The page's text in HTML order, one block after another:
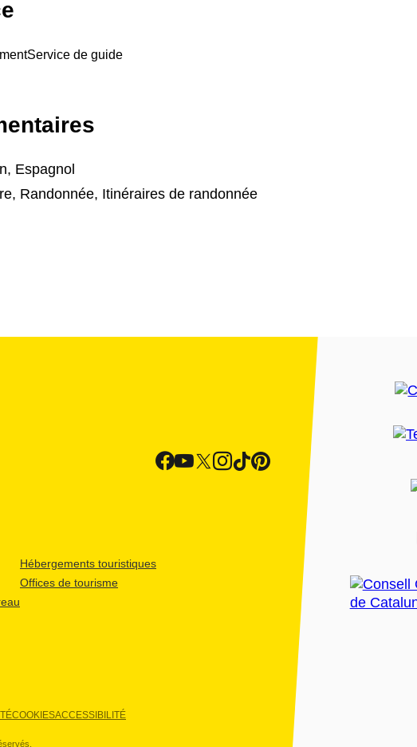
Service de guide
Espagnol
Randonnée, Itinéraires de randonnée
Hébergements touristiques
Offices de tourisme
COOKIESACCESSIBILITÉ